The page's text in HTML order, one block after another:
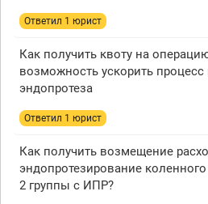
Ответил 1 юрист
Как получить квоту на
возможность ускорить
эндопротеза
Ответил 1 юрист
Как получить возмещение
эндопротезирование
2 группы с ИПР?